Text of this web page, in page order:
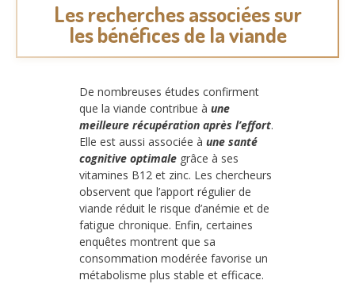
Les recherches associées sur
les bénéfices de la viande
De nombreuses études confirment
que la viande contribue à une
meilleure récupération après l’effort.
Elle est aussi associée à une santé
cognitive optimale grâce à ses
vitamines B12 et zinc. Les chercheurs
observent que l’apport régulier de
viande réduit le risque d’anémie et de
fatigue chronique. Enfin, certaines
enquêtes montrent que sa
consommation modérée favorise un
métabolisme plus stable et efficace.